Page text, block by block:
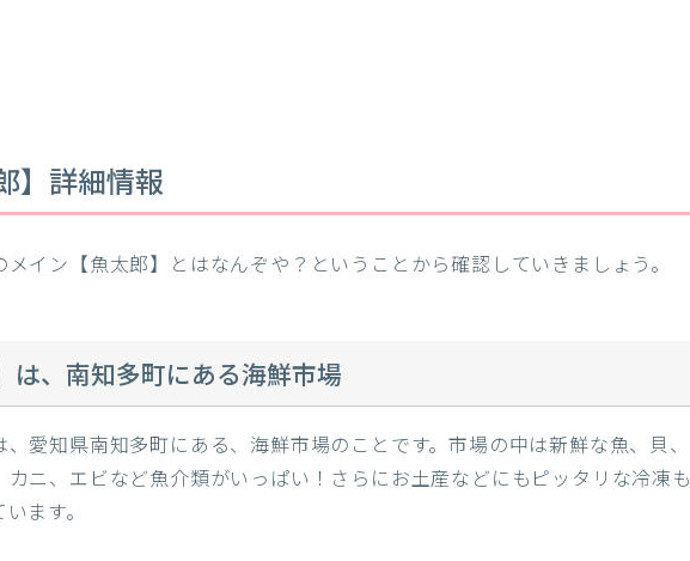
】詳細情報
メイン【魚太郎】とはなんぞや？ということから確認していきましょう。
は、南知多町にある海鮮市場
、愛知県南知多町にある、海鮮市場のことです。市場の中は新鮮な魚、貝、
カニ、エビなど魚介類がいっぱい！さらにお土産などにもピッタリな冷凍も
ます。